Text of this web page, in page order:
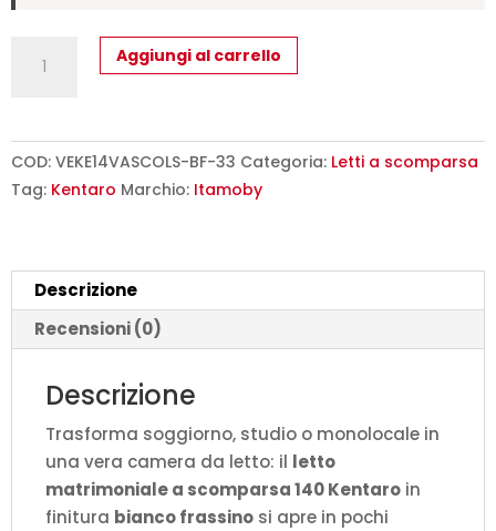
matrimoniale
scomparsa
140
divano
mobili
bianco
frassino,
azzurro
L.213,6
P.105,2
H.250,5
Aggiungi al carrello
COD: VEKE14VASCOLS-BF-33 Categoria: Letti a scomparsa
Tag: Kentaro Marchio: Itamoby
Descrizione
Recensioni (0)
Descrizione
Trasforma soggiorno, studio o monolocale in
una vera camera da letto: il letto
matrimoniale a scomparsa 140 Kentaro in
finitura bianco frassino si apre in pochi